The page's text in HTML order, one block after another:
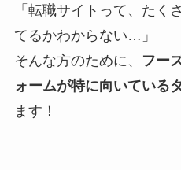
「転職サイトって、たく
てるかわからない…」
そんな方のために、
フー
ォームが特に向いている
ます！